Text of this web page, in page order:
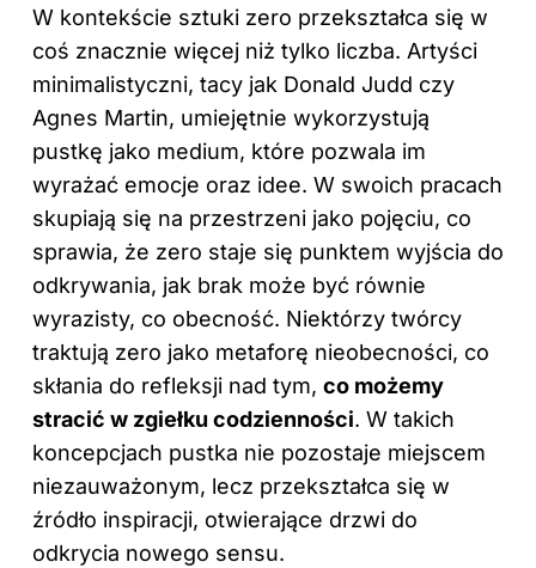
W kontekście sztuki zero przekształca się w
coś znacznie więcej niż tylko liczba. Artyści
minimalistyczni, tacy jak Donald Judd czy
Agnes Martin, umiejętnie wykorzystują
pustkę jako medium, które pozwala im
wyrażać emocje oraz idee. W swoich pracach
skupiają się na przestrzeni jako pojęciu, co
sprawia, że zero staje się punktem wyjścia do
odkrywania, jak brak może być równie
wyrazisty, co obecność. Niektórzy twórcy
traktują zero jako metaforę nieobecności, co
skłania do refleksji nad tym, co możemy
stracić w zgiełku codzienności. W takich
koncepcjach pustka nie pozostaje miejscem
niezauważonym, lecz przekształca się w
źródło inspiracji, otwierające drzwi do
odkrycia nowego sensu.